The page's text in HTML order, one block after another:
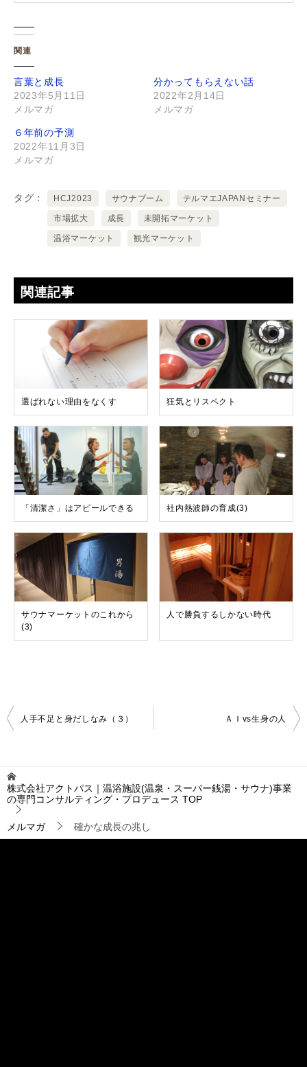
関連
言葉と成長
2023年5月11日
メルマガ
分かってもらえない話
2022年2月14日
メルマガ
６年前の予測
2022年11月3日
メルマガ
タグ HCJ2023 サウナブーム テルマエJAPANセミナー
市場拡大 成長 未開拓マーケット
温浴マーケット 観光マーケット
関連記事
選ばれない理由をなくす 狂気とリスペクト
「清潔さ」はアピールできる 社内熱波師の育成(3)
サウナマーケットのこれから
(3)
人で勝負するしかない時代
投
稿
ゲ
ー
シ
ョ
ン
人手不足と身だしなみ（３） ＡＩvs生身の人
株式会社アクトパス｜温浴施設(温泉・スーパー銭湯・サウナ)事業
の専門コンサルティング・プロデュース TOP
メルマガ 確かな成長の兆し